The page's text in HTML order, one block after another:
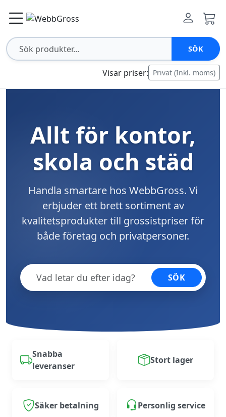
SÖK
Visar priser: Privat (Inkl. moms)
Allt för kontor,
skola och städ
Handla smartare hos WebbGross. Vi
erbjuder ett brett sortiment av
kvalitetsprodukter till grossistpriser för
både företag och privatpersoner.
SÖK
Snabba
leveranser
Stort lager
Säker betalning Personlig service